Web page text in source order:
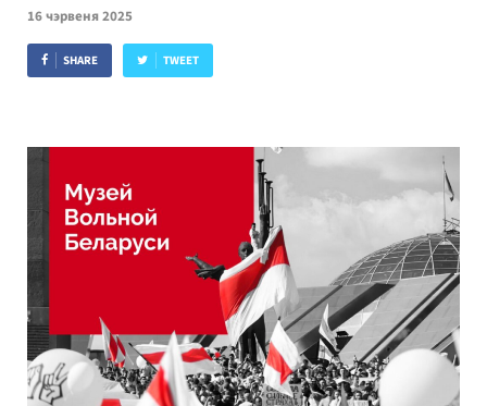
16 чэрвеня 2025
SHARE TWEET